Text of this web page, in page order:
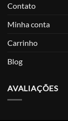
Contato
Minha conta
Carrinho
Blog
AVALIAÇÕES